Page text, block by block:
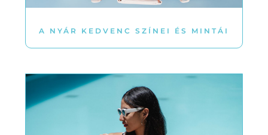
A NYÁR KEDVENC SZÍNEI ÉS MINTÁI